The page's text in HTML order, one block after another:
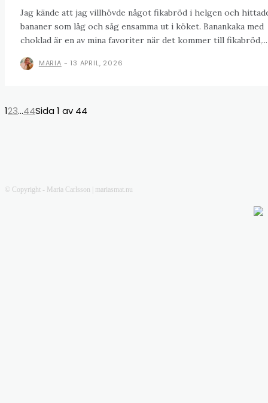
Jag kände att jag villhövde något fikabröd i helgen och
bananer som låg och såg ensamma ut i köket. Banankaka med
choklad är en av mina favoriter när det kommer till fikabröd,...
MARIA - 13 APRIL, 2026
123...44Sida 1 av 44
© Copyright - Maria Carlsson | mariasmat.nu